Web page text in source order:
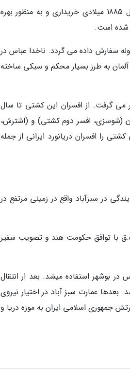
کشتی پرسپولیس اولین کشتی توپ دار در دوره قاجار بوده و از کشور آلمان در سال 1885 میلادی خریداری و به منظور بهره
شده است.
مخبر الدوله سفارش داده می گردد. ناخدا عباس در
پایه پنجم) گفته که این کشتی 800 تن ظرفیت داشت و در سال 1884 در آلمان به طرز بسیار محکم و سبکی ساخته
می گرفت. از افسران این کشتی تا سال
فرماندهان (شوسزی، افسر دوم کشتی) و (اشترش،
را افسران دریانورد ایرانی از جمله
نمایندگی در سبزآباد واقع در زمینی مرتفع در
زمان بر تجهیزات ساختمان سبز آباد افزوده شد. در سال 1905 م / 1323 ه.ق با توافق حکومت هند و تصویب سفیر
کنسولگری انگلیس در بوشهر استفاده میشد. بعد ار انتقال
عمارت سبز آباد در اختیار نیروی
روز نیروی دریایی ارتش جمهوری اسلامی ایران به موزه دریا و